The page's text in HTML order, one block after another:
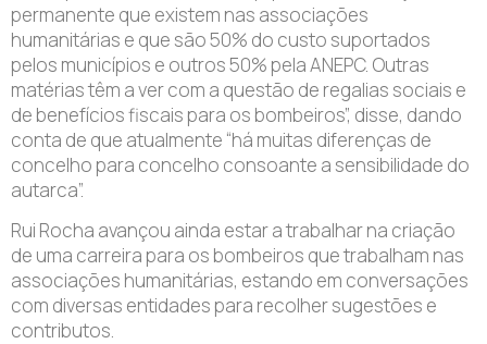
permanente que existem nas associações
humanitárias e que são 50% do custo suportados
pelos municípios e outros 50% pela ANEPC. Outras
matérias têm a ver com a questão de regalias sociais e
de benefícios fiscais para os bombeiros”, disse, dando
conta de que atualmente “há muitas diferenças de
concelho para concelho consoante a sensibilidade do
autarca”.
Rui Rocha avançou ainda estar a trabalhar na criação
de uma carreira para os bombeiros que trabalham nas
associações humanitárias, estando em conversações
com diversas entidades para recolher sugestões e
contributos.